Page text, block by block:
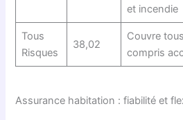
et incendie
Tous
Risques
38,02
Couvre
compris
Assurance habitation : fiabilité et